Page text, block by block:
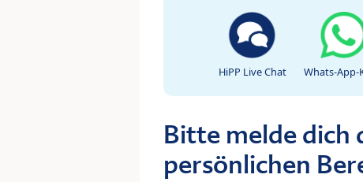
HiPP Live Chat Whats-App-
Bitte melde dich
persönlichen